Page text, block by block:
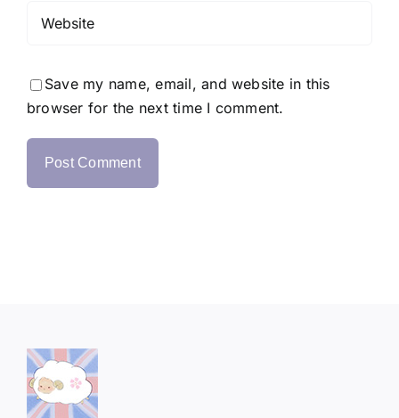
Save my name, email, and website in this
browser for the next time I comment.